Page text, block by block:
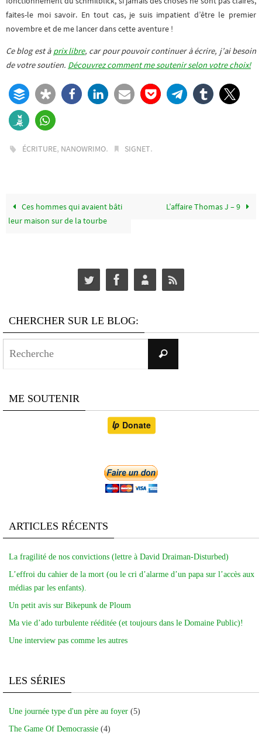
faites-le moi savoir. En tout cas, je suis impatient d’être le premier
novembre et de me lancer dans cette aventure !
Ce blog est à prix libre, car pour pouvoir continuer à écrire, j’ai besoin
de votre soutien. Découvrez comment me soutenir selon votre choix!
ÉCRITURE, NANOWRIMO. SIGNET.
Ces hommes qui avaient bâti
leur maison sur de la tourbe
L’affaire Thomas J – 9
CHERCHER SUR LE BLOG:
Recherche
ME SOUTENIR
ARTICLES RÉCENTS
La fragilité de nos convictions (lettre à David Draiman-Disturbed)
L’effroi du cahier de la mort (ou le cri d’alarme d’un papa sur l’accès aux
médias par les enfants).
Un petit avis sur Bikepunk de Ploum
Ma vie d’ado turbulente rééditée (et toujours dans le Domaine Public)!
Une interview pas comme les autres
LES SÉRIES
Une journée type d'un père au foyer (5)
The Game Of Democrassie (4)